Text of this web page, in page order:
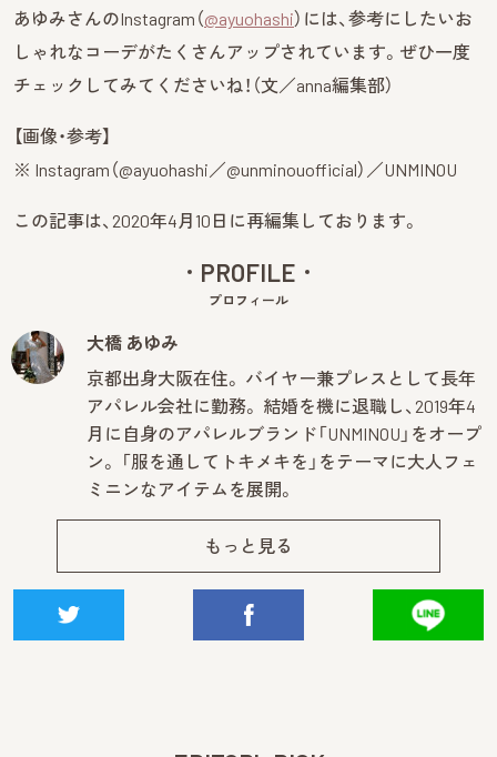
あゆみさんのInstagram（@ayuohashi）には、参考にしたいお
しゃれなコーデがたくさんアップされています。ぜひ一度
チェックしてみてくださいね！（文／anna編集部）
【画像・参考】
※ Instagram（@ayuohashi／@unminouofficial）／UNMINOU
この記事は、2020年4月10日に再編集しております。
PROFILE
プロフィール
大橋 あゆみ
京都出身大阪在住。 バイヤー兼プレスとして長年
アパレル会社に勤務。 結婚を機に退職し、2019年4
月に自身のアパレルブランド「UNMINOU」をオープ
ン。 「服を通してトキメキを」をテーマに大人フェ
ミニンなアイテムを展開。
もっと見る